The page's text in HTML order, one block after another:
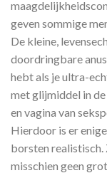
geven sommige
De kleine,
doordringbare
hebt als je ultra-
met glijmiddel in de
en vagina van
Hierdoor is er
borsten
misschien geen